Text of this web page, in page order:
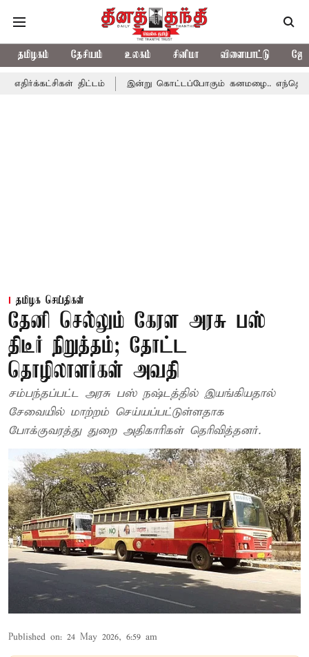
தமிழகம் தேசியம் உலகம் சினிமா விளையாட்டு
திட்டம் இன்று கொட்டப்போகும் கனமழை.. எந்தெந்த
தமிழக செய்திகள்
தேனி செல்லும் கேரள அரசு பஸ்
திடீர் நிறுத்தம்; தோட்ட
தொழிலாளர்கள் அவதி
சம்பந்தப்பட்ட அரசு பஸ் நஷ்டத்தில் இயங்கியதால்
சேவையில் மாற்றம் செய்யப்பட்டுள்ளதாக
போக்குவரத்து துறை அதிகாரிகள் தெரிவித்தனர்.
Published on: 24 May 2026, 6:59 am